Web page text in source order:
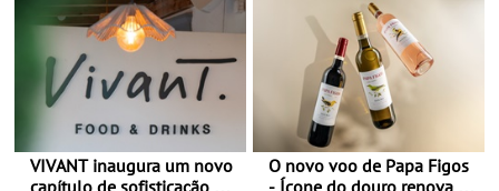
VIVANT inaugura um novo
O novo voo de Papa Figos